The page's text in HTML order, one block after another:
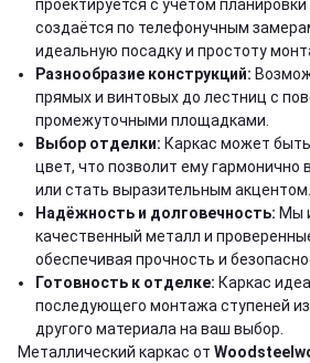
проектируется с учётом
создаётся по телефонучным
идеальную посадку и простоту
Разнообразие конструкций:
прямых и винтовых до лестниц с
промежуточными площадками.
Выбор отделки: Каркас может
цвет, что позволит ему гармонично
или стать выразительным акцентом.
Надёжность и долговечность: Мы
качественный металл и
обеспечивая прочность и
Готовность к отделке: Каркас
последующего монтажа ступеней из
другого материала на ваш выбор.
Металлический каркас от